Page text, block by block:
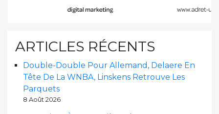
ARTICLES RÉCENTS
Double-Double Pour Allemand, Delaere En
Tête De La WNBA, Linskens Retrouve Les
Parquets
8 Août 2026